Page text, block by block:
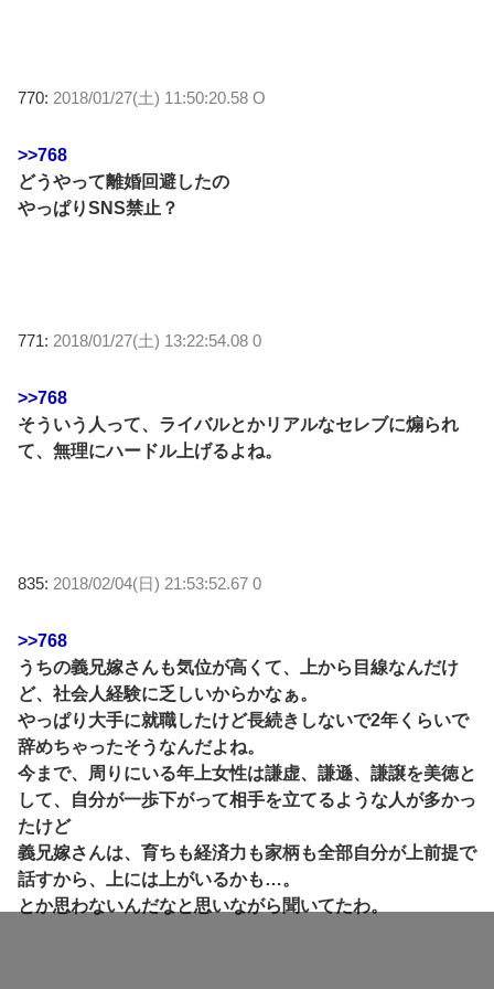
770: 2018/01/27(土) 11:50:20.58 O
>>768
どうやって離婚回避したの
やっぱりSNS禁止？
771: 2018/01/27(土) 13:22:54.08 0
>>768
そういう人って、ライバルとかリアルなセレブに煽られ
て、無理にハードル上げるよね。
835: 2018/02/04(日) 21:53:52.67 0
>>768
うちの義兄嫁さんも気位が高くて、上から目線なんだけ
ど、社会人経験に乏しいからかなぁ。
やっぱり大手に就職したけど長続きしないで2年くらいで
辞めちゃったそうなんだよね。
今まで、周りにいる年上女性は謙虚、謙遜、謙譲を美徳と
して、自分が一歩下がって相手を立てるような人が多かっ
たけど
義兄嫁さんは、育ちも経済力も家柄も全部自分が上前提で
話すから、上には上がいるかも…。
とか思わないんだなと思いながら聞いてたわ。